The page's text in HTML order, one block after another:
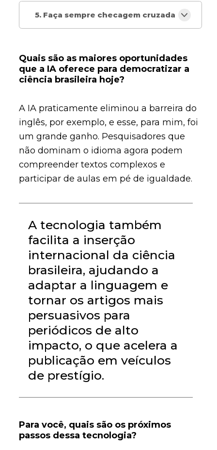
5. Faça sempre checagem cruzada
Quais são as maiores oportunidades
que a IA oferece para democratizar a
ciência brasileira hoje?
A IA praticamente eliminou a barreira do
inglês, por exemplo, e esse, para mim, foi
um grande ganho. Pesquisadores que
não dominam o idioma agora podem
compreender textos complexos e
participar de aulas em pé de igualdade.
A tecnologia também
facilita a inserção
internacional da ciência
brasileira, ajudando a
adaptar a linguagem e
tornar os artigos mais
persuasivos para
periódicos de alto
impacto, o que acelera a
publicação em veículos
de prestígio.
Para você, quais são os próximos
passos dessa tecnologia?